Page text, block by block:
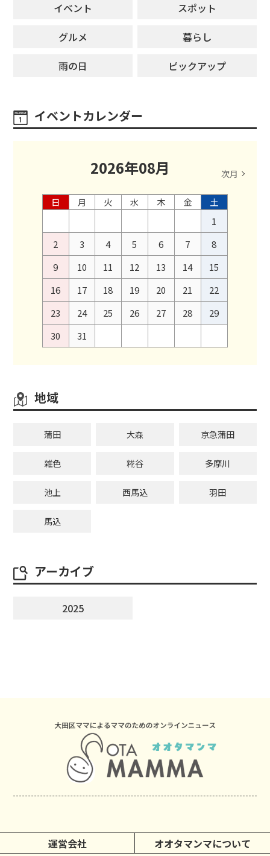
イベント
スポット
グルメ
暮らし
雨の日
ピックアップ
イベントカレンダー
2026年08月 次月
日 月 火 水 木 金
土
1
2
3 4 5 6 7
8
9
10 11 12 13 14
15
16
17 18 19 20 21
22
23
24 25 26 27 28
29
30
31
地域
蒲田 大森 京急蒲田
雑色 糀谷 多摩川
池上 西馬込 羽田
馬込
アーカイブ
2025
運営会社 オオタマンマについて